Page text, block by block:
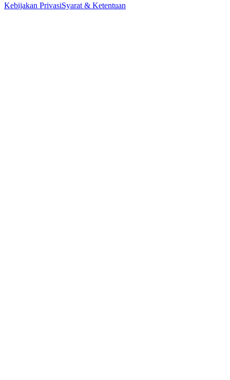
Kebijakan PrivasiSyarat & Ketentuan